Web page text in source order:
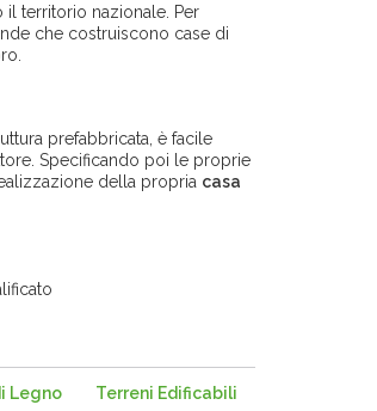
territorio nazionale. Per
che costruiscono case di
prefabbricata, è facile
Specificando poi le proprie
della propria casa
Legno Terreni Edificabili